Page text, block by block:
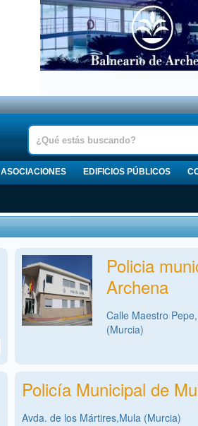
ASOCIACIONES EDIFICIOS PÚBLICOS
Policia
Archena
Calle Maestro
(Murcia)
Policía Municipal de
Avda. de los Mártires,Mula (Murcia)